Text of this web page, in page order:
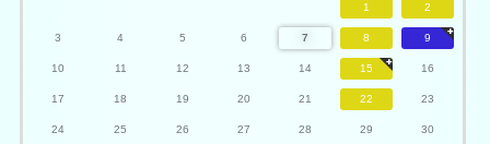
1 2
3 4 5 6 7 8 9
10 11 12 13 14 15 16
17 18 19 20 21 22 23
24 25 26 27 28 29 30